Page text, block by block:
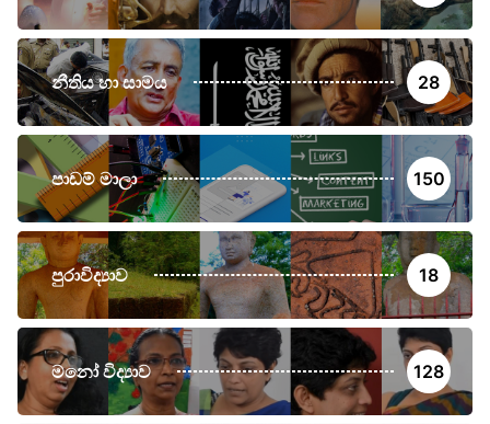
නීතිය හා සාමය 28
පාඩම් මාලා 150
පුරාවිද්‍යාව 18
මනෝ විද්‍යාව 128